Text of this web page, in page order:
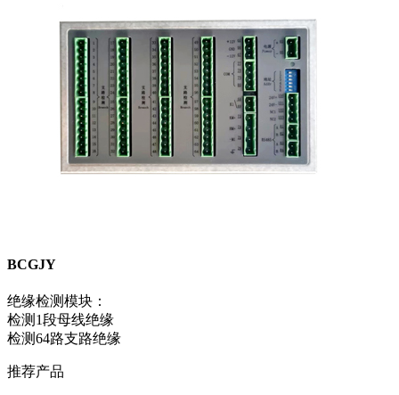
BCGJY
绝缘检测模块：
检测1段母线绝缘
检测64路支路绝缘
推荐产品